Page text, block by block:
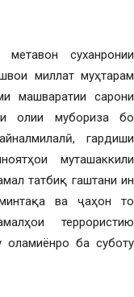
суханронии
миллат муҳтарам
машваратии сарони
олии мубориза бо
гардиши
муташаккили
татбиқ гаштани ин
ва ҷаҳон то
террористию
ба суботу